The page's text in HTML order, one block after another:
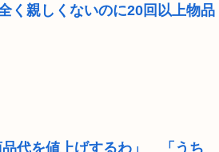
く親しくないのに20回以上物品
品代を値上げするわ」 「うち